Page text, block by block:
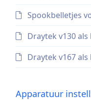
Spookbelletjes
Draytek v130
Draytek v167
Apparatuur